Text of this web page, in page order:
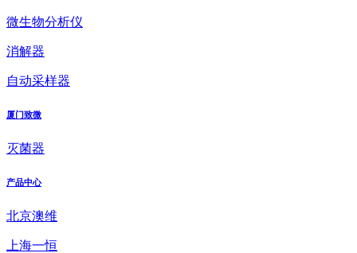
微生物分析仪
消解器
自动采样器
厦门致微
灭菌器
产品中心
北京澳维
上海一恒